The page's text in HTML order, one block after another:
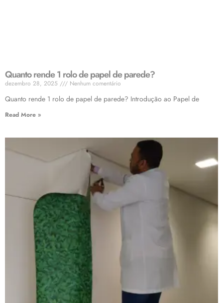
Quanto rende 1 rolo de papel de parede?
dezembro 28, 2025 Nenhum comentário
Quanto rende 1 rolo de papel de parede? Introdução ao Papel de
Read More »